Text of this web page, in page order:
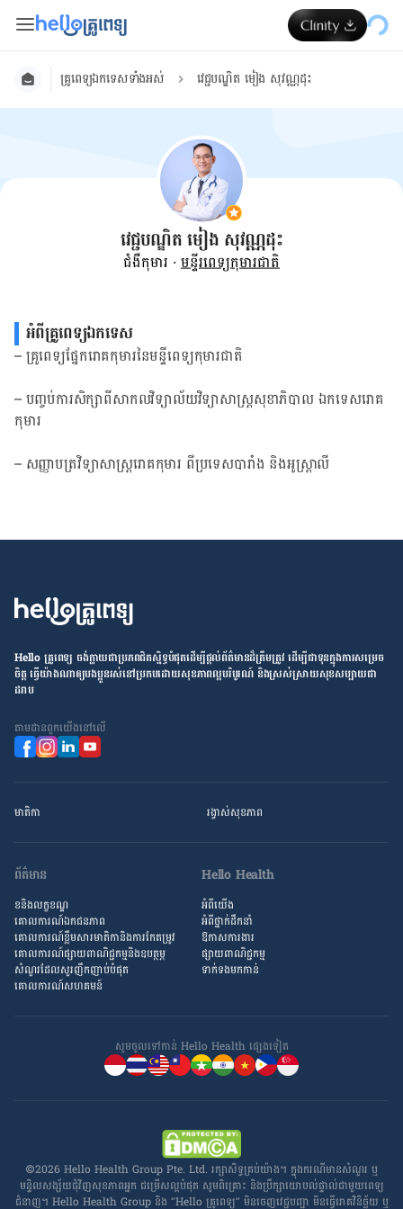
គ្រូពេទ្យ​ឯក​ទេស​ទាំង​អស់ វេជ្ជបណ្ឌិត មៀង សុវណ្ណដុះ
វេជ្ជបណ្ឌិត មៀង សុវណ្ណដុះ
ជំងឺកុមារ · មន្ទីរពេទ្យកុមារជាតិ
អំពី​គ្រូពេទ្យឯកទេស
– គ្រូពេទ្យផ្នែករោគកុមារនៃមន្ទីពេទ្យកុមារជាតិ
– បញ្ចប់ការសិក្សាពីសាកលវិទ្យាល័យវិទ្យាសាស្ត្រសុខាភិបាល ឯកទេសរោគ
កុមារ
– សញ្ញាបត្រវិទ្យាសាស្ត្ររោគកុមារ ពីប្រទេស​បារាំង និងអូស្ត្រាលី
Hello គ្រូពេទ្យ ​ចង់​ក្លាយ​ជា​ប្រភព​ជិតស្និទ្ធបំផុតដើម្បី​ផ្ដល់​ព័ត៌មាន​ដ៏​ត្រឹមត្រូវ​ ដើម្បី​ជា​ទុន​ក្នុង​ការ​សម្រេច​
ចិត្ត ធ្វើ​យ៉ាង​ណា​ឲ្យ​បងប្អូន​រស់នៅ​ប្រកប​ដោយ​សុខភាព​ល្អ​បរិបូរណ៍ និង​ស្រស់ស្រាយ​សុខសប្បាយ​ជា​
ដរាប
តាម​ដាន​ពួក​យើង​នៅ​លើ
មាតិកា រង្វាស់​សុខភាព
ព័ត៌មាន
ខនិងលក្ខខណ្ឌ
គោលការណ៍ឯកជនភាព
គោលការណ៍​ខ្លឹម​សារ​មាតិកា​និង​ការ​កែតម្រូវ
គោលការណ៍ផ្សាយពាណិជ្ជកម្មនិងឧបត្ថម្ភ
សំណួរ​ដែល​សួរ​ញឹកញាប់​បំផុត
គោលការណ៍​សហគមន៍
Hello Health
អំពីយើង
អំពី​ថ្នាក់ដឹកនាំ
ឱកាស​ការងារ
ផ្សាយពាណិជ្ជកម្ម
ទាក់ទងមកកាន់
សូមចូល​ទៅកាន់ Hello Health ផ្សេង​ទៀត
©2026 Hello Health Group Pte. Ltd. រក្សាសិទ្ធ​គ្រប់យ៉ាង។ ក្នុង​ករណី​មាន​សំណួរ ឬ​
មន្ទិលសង្ស័យ​ជុំវិញ​សុខភាព​អ្នក ជម្រើស​ល្អ​បំផុត សូម​ពិគ្រោះ និង​ប្រឹក្សា​យោបល់​ផ្ទាល់​ជាមួយ​ពេទ្យ​
ជំនាញ។ Hello Health Group និង “Hello គ្រូពេទ្យ” មិន​ចេញ​វេជ្ជបញ្ជា មិន​ធ្វើ​រោគវិនិច្ឆ័យ ឬ​